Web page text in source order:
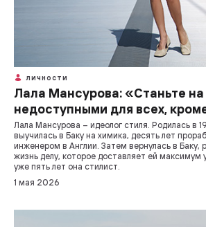
ЛИЧНОСТИ
Лала Мансурова: «Станьте
недоступными для всех,
Лала Мансурова – идеолог стиля. Родилась в
выучилась в Баку на химика, десять лет
инженером в Англии. Затем вернулась в Баку,
жизнь делу, которое доставляет ей максимум
уже пять лет она стилист.
1 мая 2026